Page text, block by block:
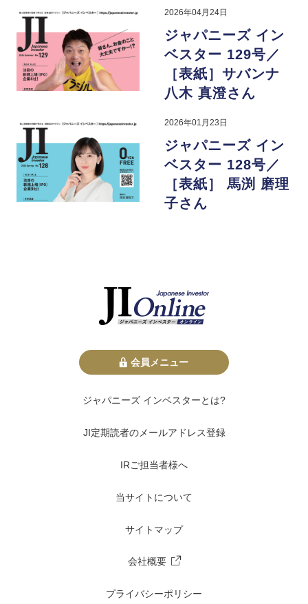
2026年04月24日
ジャパニーズ イン
ベスター 129号／
［表紙］サバンナ
八木 真澄さん
2026年01月23日
ジャパニーズ イン
ベスター 128号／
［表紙］ 馬渕 磨理
子さん
会員メニュー
ジャパニーズ インベスターとは?
JI定期読者のメールアドレス登録
IRご担当者様へ
当サイトについて
サイトマップ
会社概要
プライバシーポリシー